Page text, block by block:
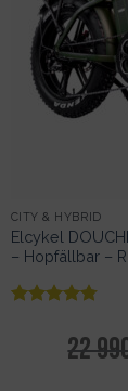
nuvarande
CITY & HYBRID
Elcykel
– Hopfällbar –
av 522